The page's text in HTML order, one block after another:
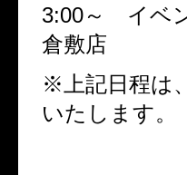
3:00～ イベ
倉敷店
※上記日程は
いたします。